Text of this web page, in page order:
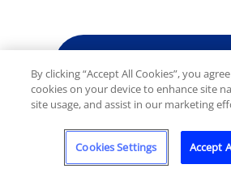
By clicking “Accept All Cookies”, you
cookies on your device to enhance site
site usage, and assist in our marketing
Cookies Settings Accept